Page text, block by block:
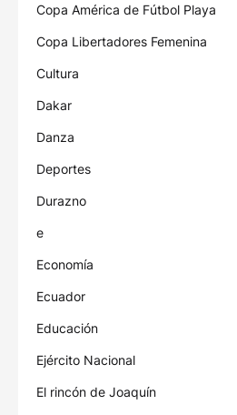
Copa América de Fútbol Playa
Copa Libertadores Femenina
Cultura
Dakar
Danza
Deportes
Durazno
e
Economía
Ecuador
Educación
Ejército Nacional
El rincón de Joaquín